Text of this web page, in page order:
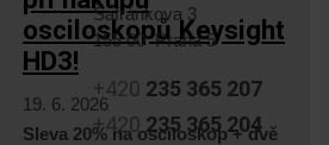
osciloskopů Keysight
HD3!
19. 6. 2026
Sleva 20% na osciloskop + dvě
Šafránkova 3
155 00 Praha 5
+420 235 365 207
+420 235 365 204